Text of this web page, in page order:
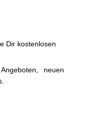
Dir kostenlosen
neuen